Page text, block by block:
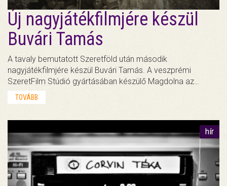
Új nagyjátékfilmjére készül
Buvári Tamás
A tavaly bemutatott Szeretföld után második
nagyjátékfilmjére készül Buvári Tamás. A veszprémi
SzeretFilm Stúdió gyártásában készülő Magdolna az…
TOVÁBB
hír